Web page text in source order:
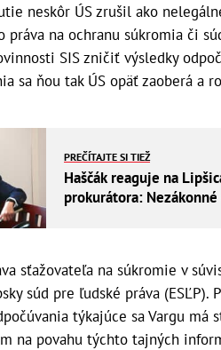
neskôr ÚS zrušil ako
práva na ochranu súkromia či
SIS zničiť výsledky
sa ňou tak ÚS opäť zaoberá a
PREČÍTAJTE SI TIEŽ
Haščák reaguje na
prokurátora:
sťažovateľa na súkromie v
súd pre ľudské práva (ESĽP).
týkajúce sa Vargu má
na povahu týchto tajných